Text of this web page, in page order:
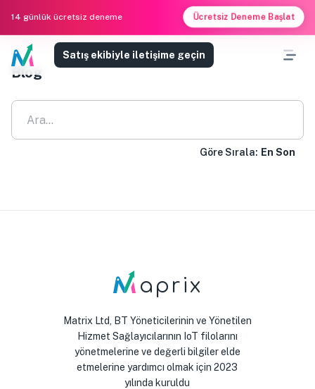
14 günlük ücretsiz deneme Ücretsiz Deneme Başlat
Satış ekibiyle iletişime geçin
Blog
Göre Sırala: En Son
aprix
Matrix Ltd, BT Yöneticilerinin ve Yönetilen
Hizmet Sağlayıcılarının IoT filolarını
yönetmelerine ve değerli bilgiler elde
etmelerine yardımcı olmak için 2023
yılında kuruldu